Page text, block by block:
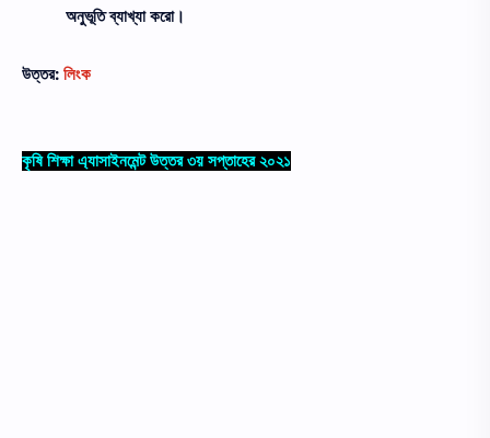
অনুভূতি ব্যাখ্যা করো।
উত্তর: লিংক
কৃষি শিক্ষা এ্যাসাইনমেন্ট উত্তর ৩য় সপ্তাহের ২০২১